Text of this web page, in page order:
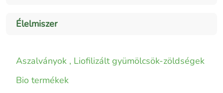
Élelmiszer
Aszalványok , Liofilizált gyümölcsök-zöldségek
Bio termékek